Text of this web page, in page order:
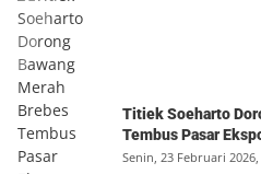
Titiek Soeharto
Tembus Pasar
Juta per Hektare
Senin, 23 Februari 2026,